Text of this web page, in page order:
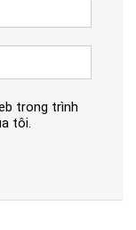
trong trình
tôi.